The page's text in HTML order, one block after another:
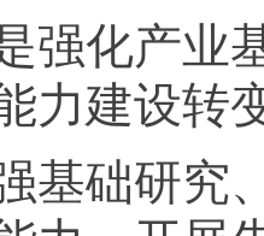
化产业基
力建设转
础研究、